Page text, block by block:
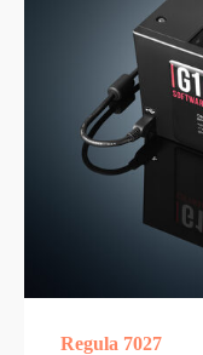
Regula 7027
нашего продукта.
время бесплатного
полный функционал
запуск и обучение
доставка по РФ.
Сотников Роман
ПОЛУЧИТЬ